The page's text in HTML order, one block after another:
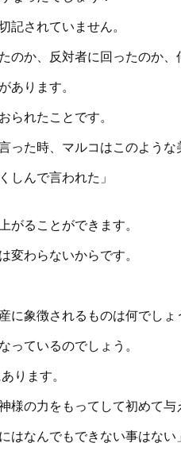
記されていません。
のか、反対者に回ったのか
あります。
られたことです。
った時、マルコはこのような
しんで言われた」
がることができます。
変わらないからです。
に象徴されるものは何でしょ
っているのでしょう。
ります。
様の力をもってして初めて与
はなんでもできない事はない」